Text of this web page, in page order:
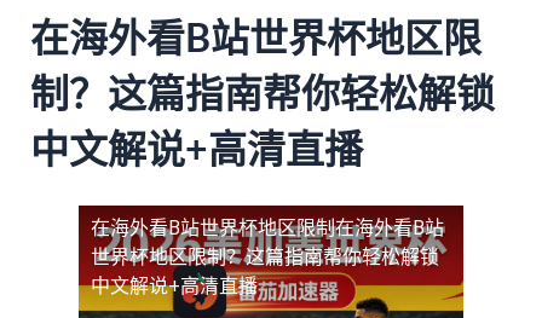
在海外看B站世界杯地区限
制？这篇指南帮你轻松解锁
中文解说+高清直播
在海外看B站世界杯地区限制在海外看B站
世界杯地区限制？这篇指南帮你轻松解锁
中文解说+高清直播